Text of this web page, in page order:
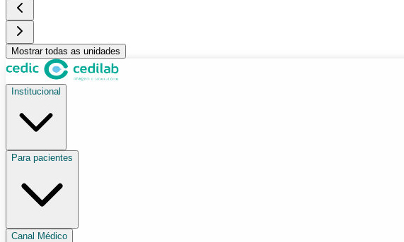
Mostrar todas as unidades
Institucional
Para pacientes
Canal Médico